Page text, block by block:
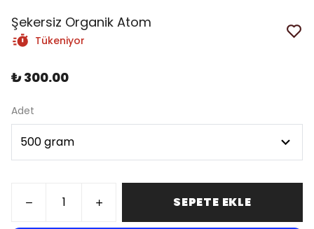
Şekersiz Organik Atom
Tükeniyor
₺ 300.00
Adet
SEPETE EKLE